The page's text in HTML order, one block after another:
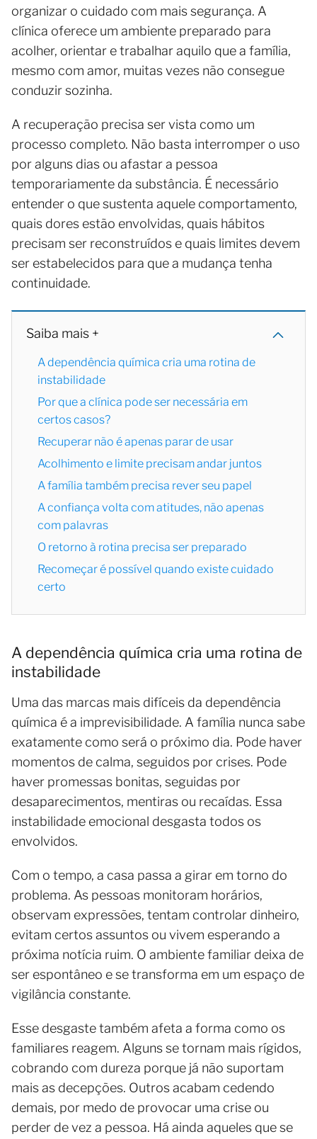
organizar o cuidado com mais segurança. A
clínica oferece um ambiente preparado para
acolher, orientar e trabalhar aquilo que a família,
mesmo com amor, muitas vezes não consegue
conduzir sozinha.
A recuperação precisa ser vista como um
processo completo. Não basta interromper o uso
por alguns dias ou afastar a pessoa
temporariamente da substância. É necessário
entender o que sustenta aquele comportamento,
quais dores estão envolvidas, quais hábitos
precisam ser reconstruídos e quais limites devem
ser estabelecidos para que a mudança tenha
continuidade.
Saiba mais +
A dependência química cria uma rotina de
instabilidade
Por que a clínica pode ser necessária em
certos casos?
Recuperar não é apenas parar de usar
Acolhimento e limite precisam andar juntos
A família também precisa rever seu papel
A confiança volta com atitudes, não apenas
com palavras
O retorno à rotina precisa ser preparado
Recomeçar é possível quando existe cuidado
certo
A dependência química cria uma rotina de
instabilidade
Uma das marcas mais difíceis da dependência
química é a imprevisibilidade. A família nunca sabe
exatamente como será o próximo dia. Pode haver
momentos de calma, seguidos por crises. Pode
haver promessas bonitas, seguidas por
desaparecimentos, mentiras ou recaídas. Essa
instabilidade emocional desgasta todos os
envolvidos.
Com o tempo, a casa passa a girar em torno do
problema. As pessoas monitoram horários,
observam expressões, tentam controlar dinheiro,
evitam certos assuntos ou vivem esperando a
próxima notícia ruim. O ambiente familiar deixa de
ser espontâneo e se transforma em um espaço de
vigilância constante.
Esse desgaste também afeta a forma como os
familiares reagem. Alguns se tornam mais rígidos,
cobrando com dureza porque já não suportam
mais as decepções. Outros acabam cedendo
demais, por medo de provocar uma crise ou
perder de vez a pessoa. Há ainda aqueles que se